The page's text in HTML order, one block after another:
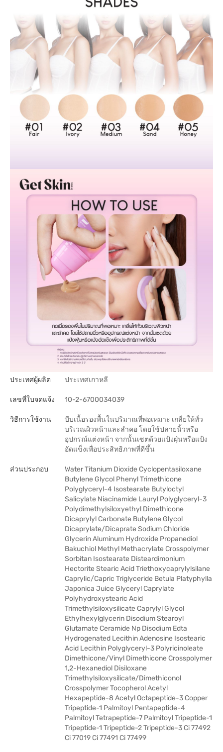
ประเทศผู้ผลิต ประเทศเกาหลี
เลขที่ใบจดแจ้ง 10-2-6700034039
วิธีการใช้งาน
บีบเนื้อรองพื้นในปริมาณที่พอเหมาะ เกลี่ยให้ทั่ว
บริเวณผิวหน้าและลำคอ โดยใช้ปลายนิ้วหรือ
อุปกรณ์แต่งหน้า จากนั้นเซตด้วยแป้งฝุ่นหรือแป้ง
อัดแข็งเพื่อประสิทธิภาพที่ดีขึ้น
ส่วนประกอบ
Water Titanium Dioxide Cyclopentasiloxane
Butylene Glycol Phenyl Trimethicone
Polyglyceryl-4 Isostearate Butyloctyl
Salicylate Niacinamide Lauryl Polyglyceryl-3
Polydimethylsiloxyethyl Dimethicone
Dicaprylyl Carbonate Butylene Glycol
Dicaprylate/Dicaprate Sodium Chloride
Glycerin Aluminum Hydroxide Propanediol
Bakuchiol Methyl Methacrylate Crosspolymer
Sorbitan Isostearate Disteardimonium
Hectorite Stearic Acid Triethoxycaprylylsilane
Caprylic/Capric Triglyceride Betula Platyphylla
Japonica Juice Glyceryl Caprylate
Polyhydroxystearic Acid
Trimethylsiloxysilicate Caprylyl Glycol
Ethylhexylglycerin Disodium Stearoyl
Glutamate Ceramide Np Disodium Edta
Hydrogenated Lecithin Adenosine Isostearic
Acid Lecithin Polyglyceryl-3 Polyricinoleate
Dimethicone/Vinyl Dimethicone Crosspolymer
1,2-Hexanediol Disiloxane
Trimethylsiloxysilicate/Dimethiconol
Crosspolymer Tocopherol Acetyl
Hexapeptide-8 Acetyl Octapeptide-3 Copper
Tripeptide-1 Palmitoyl Pentapeptide-4
Palmitoyl Tetrapeptide-7 Palmitoyl Tripeptide-1
Tripeptide-1 Tripeptide-2 Tripeptide-3 Ci 77492
Ci 77019 Ci 77491 Ci 77499